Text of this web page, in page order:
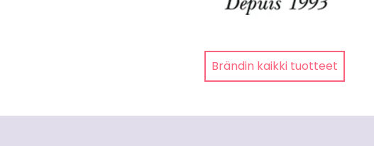
Brändin kaikki tuotteet